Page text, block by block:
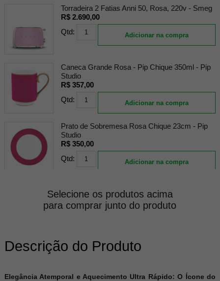
Torradeira 2 Fatias Anni 50, Rosa, 220v - Smeg
R$ 2.690,00
Qtd:
Adicionar na compra
Caneca Grande Rosa - Pip Chique 350ml - Pip
Studio
R$ 357,00
Qtd:
Adicionar na compra
Prato de Sobremesa Rosa Chique 23cm - Pip
Studio
R$ 350,00
Qtd:
Adicionar na compra
R$ 477,00
Qtd:
Adicionar na compra
Selecione os produtos acima
para comprar junto do produto
Descrição do Produto
Elegância Atemporal e Aquecimento Ultra Rápido: O Ícone do